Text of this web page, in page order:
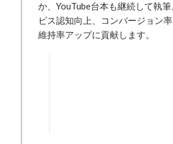
か、YouTube台本も継続して執
ビス認知向上、コンバージョン
維持率アップに貢献します。